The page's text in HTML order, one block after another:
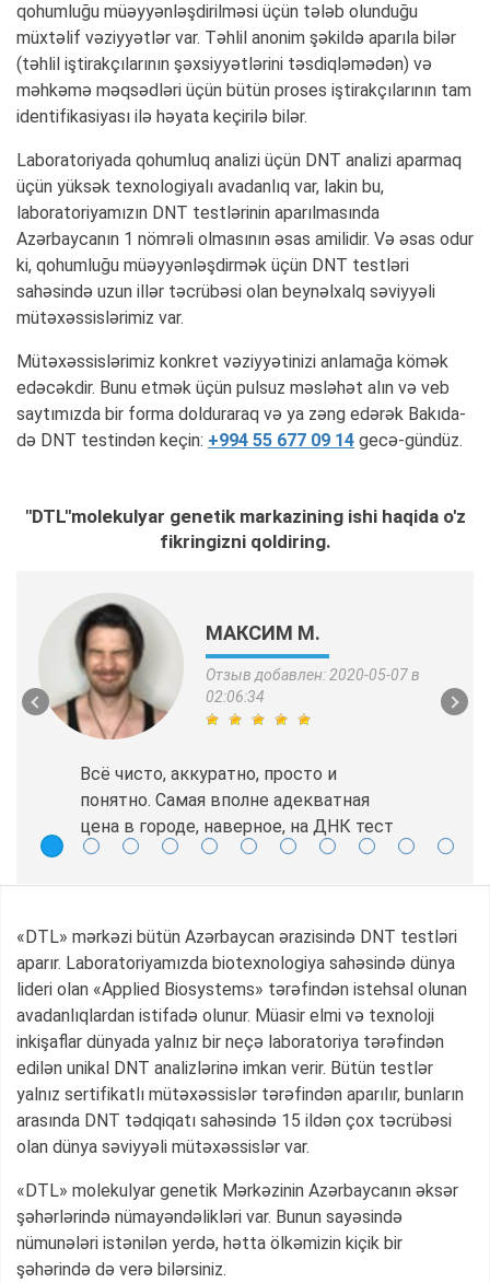
qohumluğu müəyyənləşdirilməsi üçün tələb olunduğu
müxtəlif vəziyyətlər var. Təhlil anonim şəkildə aparıla bilər
(təhlil iştirakçılarının şəxsiyyətlərini təsdiqləmədən) və
məhkəmə məqsədləri üçün bütün proses iştirakçılarının tam
identifikasiyası ilə həyata keçirilə bilər.
Laboratoriyada qohumluq analizi üçün DNT analizi aparmaq
üçün yüksək texnologiyalı avadanlıq var, lakin bu,
laboratoriyamızın DNT testlərinin aparılmasında
Azərbaycanın 1 nömrəli olmasının əsas amilidir. Və əsas odur
ki, qohumluğu müəyyənləşdirmək üçün DNT testləri
sahəsində uzun illər təcrübəsi olan beynəlxalq səviyyəli
mütəxəssislərimiz var.
Mütəxəssislərimiz konkret vəziyyətinizi anlamağa kömək
edəcəkdir. Bunu etmək üçün pulsuz məsləhət alın və veb
saytımızda bir forma dolduraraq və ya zəng edərək Bakıda-
də DNT testindən keçin: +994 55 677 09 14 gecə-gündüz.
"DTL"molekulyar genetik markazining ishi haqida o'z
fikringizni qoldiring.
МАКСИМ М.
Отзыв добавлен: 2020-05-07 в
02:06:34
Всё чисто, аккуратно, просто и
понятно. Самая вполне адекватная
цена в городе, наверное, на ДНК тест
«DTL» mərkəzi bütün Azərbaycan ərazisində DNT testləri
aparır. Laboratoriyamızda biotexnologiya sahəsində dünya
lideri olan «Applied Biosystems» tərəfindən istehsal olunan
avadanlıqlardan istifadə olunur. Müasir elmi və texnoloji
inkişaflar dünyada yalnız bir neçə laboratoriya tərəfindən
edilən unikal DNT analizlərinə imkan verir. Bütün testlər
yalnız sertifikatlı mütəxəssislər tərəfindən aparılır, bunların
arasında DNT tədqiqatı sahəsində 15 ildən çox təcrübəsi
olan dünya səviyyəli mütəxəssislər var.
«DTL» molekulyar genetik Mərkəzinin Azərbaycanın əksər
şəhərlərində nümayəndəlikləri var. Bunun sayəsində
nümunələri istənilən yerdə, hətta ölkəmizin kiçik bir
şəhərində də verə bilərsiniz.